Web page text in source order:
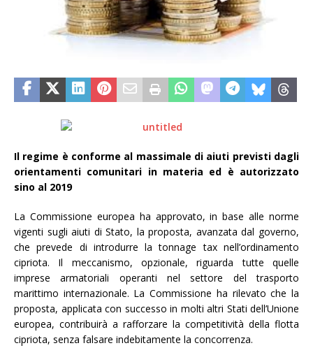
Il regime è conforme al massimale di aiuti previsti dagli
orientamenti comunitari in materia ed è autorizzato
sino al 2019
La Commissione europea ha approvato, in base alle norme
vigenti sugli aiuti di Stato, la proposta, avanzata dal governo,
che prevede di introdurre la tonnage tax nell’ordinamento
cipriota. Il meccanismo, opzionale, riguarda tutte quelle
imprese armatoriali operanti nel settore del trasporto
marittimo internazionale. La Commissione ha rilevato che la
proposta, applicata con successo in molti altri Stati dell’Unione
europea, contribuirà a rafforzare la competitività della flotta
cipriota, senza falsare indebitamente la concorrenza.